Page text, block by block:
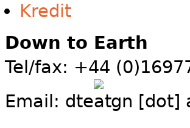
Kredit
Down to Earth
Tel/fax: +44
Email: dte gn [dot]